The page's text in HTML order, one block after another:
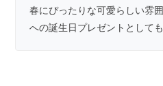
春にぴったりな可愛らしい雰
への誕生日プレゼントとして